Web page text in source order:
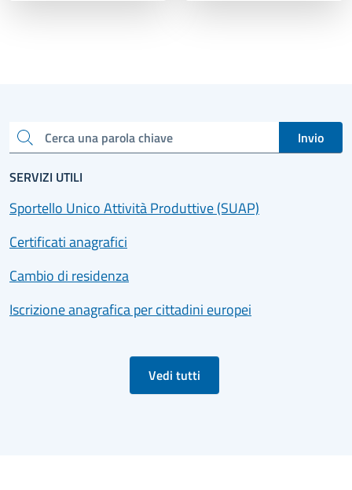
Cerca una parola chiave Invio
SERVIZI UTILI
Sportello Unico Attività Produttive (SUAP)
Certificati anagrafici
Cambio di residenza
Iscrizione anagrafica per cittadini europei
Vedi tutti